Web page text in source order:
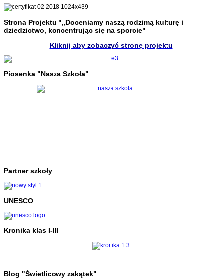
Strona Projektu "„Doceniamy naszą rodzimą kulturę i
dziedzictwo, koncentrując się na sporcie"
Kliknij aby zobaczyć stronę projektu
Piosenka "Nasza Szkoła"
Partner szkoły
UNESCO
Kronika klas I-III
Blog "Świetlicowy zakątek"